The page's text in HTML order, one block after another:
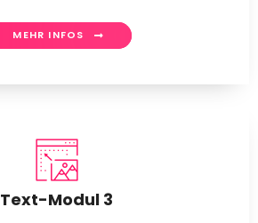
MEHR INFOS
Text-Modul 3